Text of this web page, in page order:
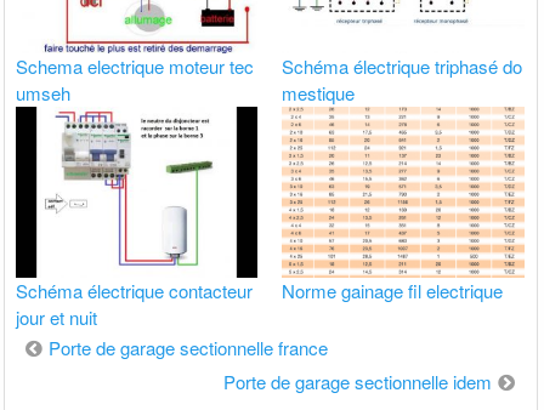
Schema electrique moteur tec
umseh
Schéma électrique triphasé do
mestique
Schéma électrique contacteur
jour et nuit
Norme gainage fil electrique
Navigation
Porte de garage sectionnelle france
Porte de garage sectionnelle idem